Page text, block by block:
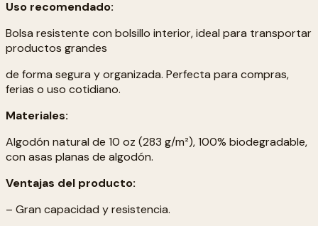
Uso recomendado:
Bolsa resistente con bolsillo interior, ideal para transportar
productos grandes
de forma segura y organizada. Perfecta para compras,
ferias o uso cotidiano.
Materiales:
Algodón natural de 10 oz (283 g/m²), 100% biodegradable,
con asas planas de algodón.
Ventajas del producto:
– Gran capacidad y resistencia.